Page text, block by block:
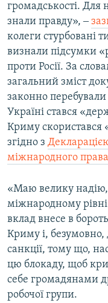
громадськості.
знали правду», ‒
колеги стурбовані
визнали підсумки
проти Росії. За
загальний зміст
законно перебували
Україні стався
Криму скористався
згідно з
міжнародного права
«Маю велику надію,
міжнародному
вклад внесе в
Криму і,
санкції, тому що,
цю блокаду, щоб
себе громадянами
робочої групи.